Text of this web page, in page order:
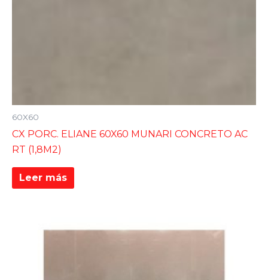
60X60
CX PORC. ELIANE 60X60 MUNARI CONCRETO AC
RT (1,8M2)
Leer más